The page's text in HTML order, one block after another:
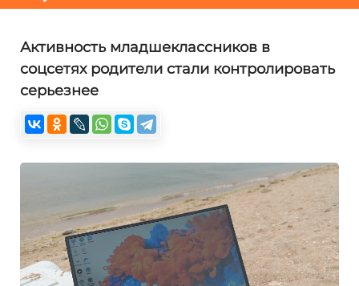
Активность младшеклассников в
соцсетях родители стали контролировать
серьезнее